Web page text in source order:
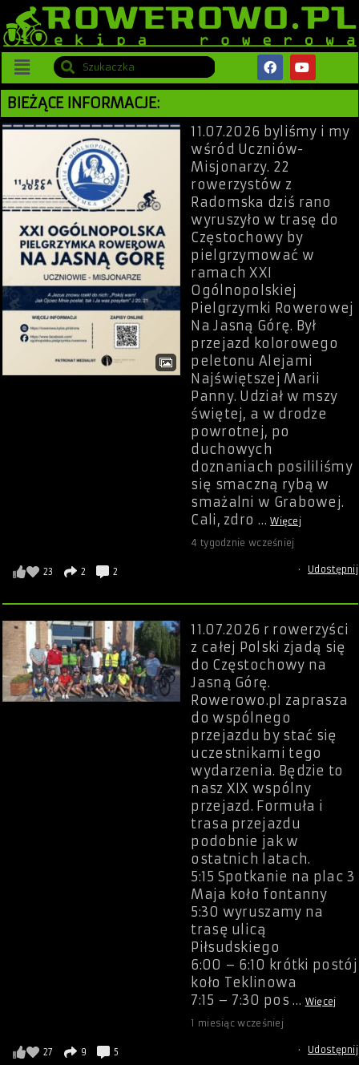
BIEŻĄCE INFORMACJE:
11.07.2026 byliśmy i my
wśród Uczniów-
Misjonarzy. 22
rowerzystów z
Radomska dziś rano
wyruszyło w trasę do
Częstochowy by
pielgrzymować w
ramach XXI
Ogólnopolskiej
Pielgrzymki Rowerowej
Na Jasną Górę. Był
przejazd kolorowego
peletonu Alejami
Najświętszej Marii
Panny. Udział w mszy
świętej, a w drodze
powrotnej, po
duchowych
doznaniach posililiśmy
się smaczną rybą w
smażalni w Grabowej.
Cali, zdro …Więcej
4 tygodznie wcześniej
· Udostępnij
23 2 2
11.07.2026 r rowerzyści
z całej Polski zjadą się
do Częstochowy na
Jasną Górę.
Rowerowo.pl zaprasza
do wspólnego
przejazdu by stać się
uczestnikami tego
wydarzenia. Będzie to
nasz XIX wspólny
przejazd. Formuła i
trasa przejazdu
podobnie jak w
ostatnich latach.
5:15 Spotkanie na plac 3
Maja koło fontanny
5:30 wyruszamy na
trasę ulicą
Piłsudskiego
6:00 – 6:10 krótki postój
koło Teklinowa
7:15 – 7:30 pos … Więcej
1 miesiąc wcześniej
· Udostępnij
27 9 5